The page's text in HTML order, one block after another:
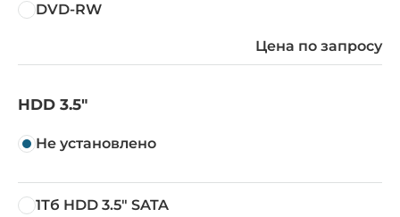
DVD-RW
Цена по запросу
HDD 3.5"
Не установлено
1Тб HDD 3.5" SATA